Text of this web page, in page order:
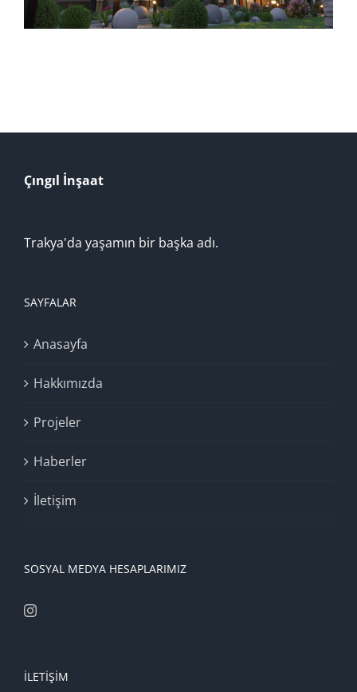
Çıngıl İnşaat
Trakya'da yaşamın bir başka adı.
SAYFALAR
Anasayfa
Hakkımızda
Projeler
Haberler
İletişim
SOSYAL MEDYA HESAPLARIMIZ
İLETIŞIM